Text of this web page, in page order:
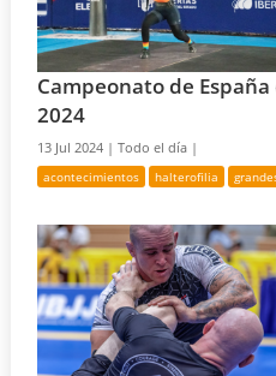
Campeonato de
2024
13 Jul 2024 |Todo el día |
acontecimientos halterofilia